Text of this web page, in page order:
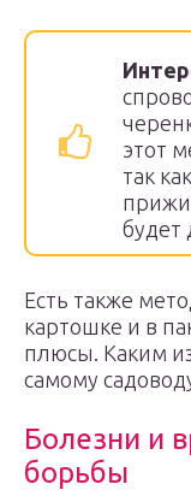
этот
так
будет
Есть также
картошке и в
плюсы. Каким
самому
Болезни и
борьбы